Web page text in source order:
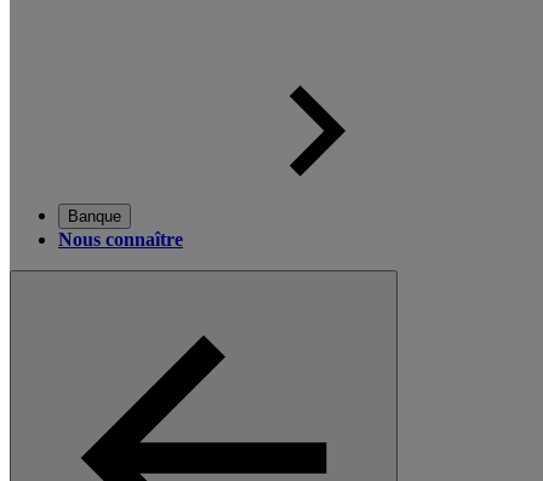
Banque
Nous connaître